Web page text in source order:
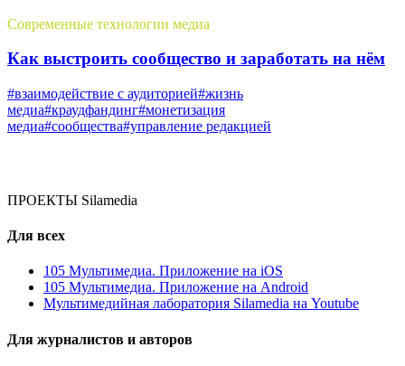
Современные технологии медиа
Как выстроить сообщество и заработать на нём
#взаимодействие с аудиторией#жизнь
медиа#краудфандинг#монетизация
медиа#сообщества#управление редакцией
ПРОЕКТЫ Silamedia
Для всех
105 Мультимедиа. Приложение на iOS
105 Мультимедиа. Приложение на Android
Мультимедийная лаборатория Silamedia на Youtube
Для журналистов и авторов